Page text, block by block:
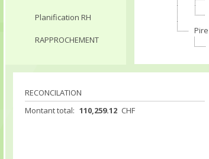
Planification RH
RAPPROCHEMENT
RECONCILATION
Montant total: 110,259.12 CHF